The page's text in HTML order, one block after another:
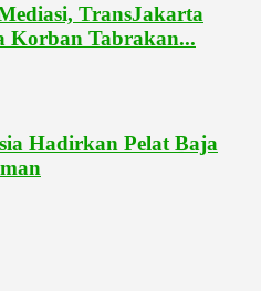
TransJakarta
Korban Tabrakan...
Hadirkan Pelat Baja